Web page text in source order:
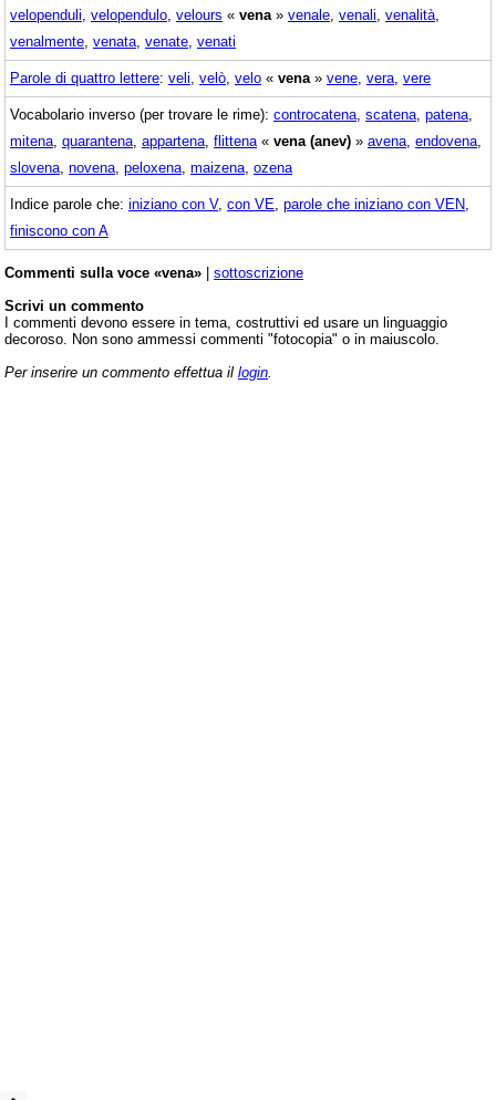
velopenduli velopendulo velours « vena » venale venali venalità
venalmente venata venate venati
Parole di quattro lettere: veli velò velo « vena » vene vera vere
Vocabolario inverso (per trovare le rime): controcatena scatena patena
mitena quarantena appartena flittena « vena (anev) » avena endovena
slovena novena peloxena maizena ozena
Indice parole che: iniziano con V, con VE parole che iniziano con VEN
finiscono con A
Commenti sulla voce «vena» | sottoscrizione
Scrivi un commento
I commenti devono essere in tema, costruttivi ed usare un linguaggio
decoroso. Non sono ammessi commenti "fotocopia" o in maiuscolo.
Per inserire un commento effettua il login